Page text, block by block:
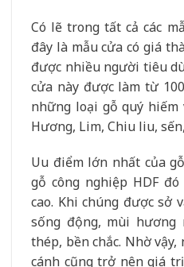
Có lẽ trong tất cả các
đây là mẫu cửa có giá
được nhiều người tiêu
cửa này được làm từ
những loại gỗ quý
Hương, Lim, Chiu liu,
Uu điểm lớn nhất của
gỗ công nghiệp HDF
cao. Khi chúng được sở
sống động, mùi hương
thép, bền chắc. Nhờ
cánh cũng trở nên giá